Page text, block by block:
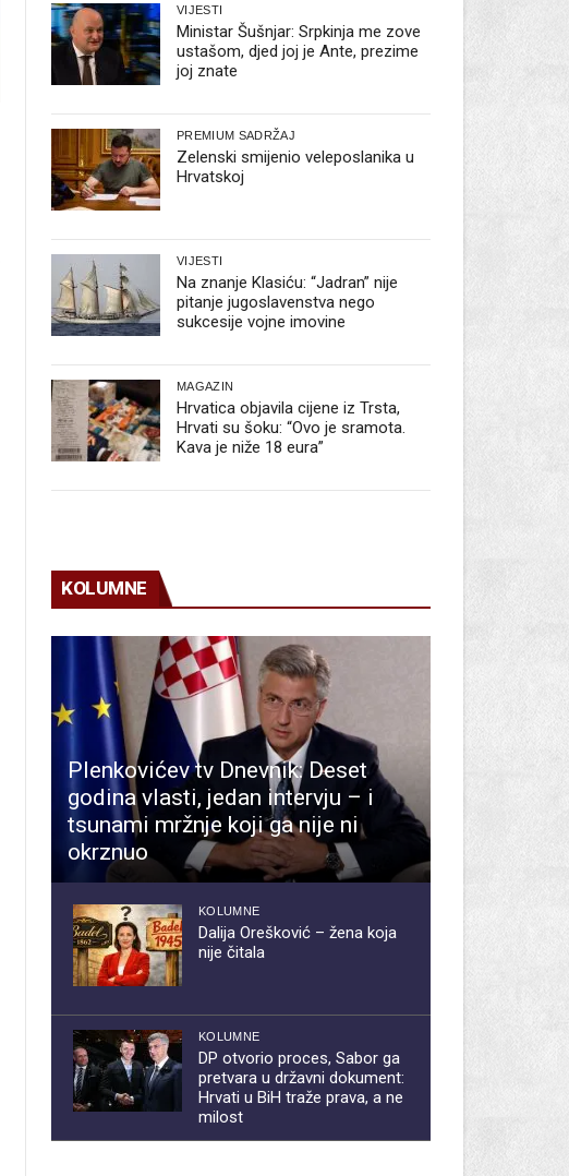
VIJESTI
Ministar Šušnjar: Srpkinja me zove
ustašom, djed joj je Ante, prezime
joj znate
PREMIUM SADRŽAJ
Zelenski smijenio veleposlanika u
Hrvatskoj
VIJESTI
Na znanje Klasiću: “Jadran” nije
pitanje jugoslavenstva nego
sukcesije vojne imovine
MAGAZIN
Hrvatica objavila cijene iz Trsta,
Hrvati su šoku: “Ovo je sramota.
Kava je niže 18 eura”
KOLUMNE
Plenkovićev tv Dnevnik: Deset
godina vlasti, jedan intervju – i
tsunami mržnje koji ga nije ni
okrznuo
KOLUMNE
Dalija Orešković – žena koja
nije čitala
KOLUMNE
DP otvorio proces, Sabor ga
pretvara u državni dokument:
Hrvati u BiH traže prava, a ne
milost